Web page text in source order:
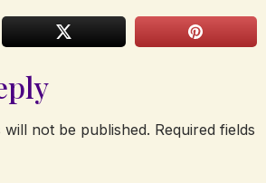
will not be published. Required fields